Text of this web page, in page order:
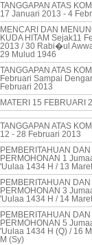
TANGGAPAN ATAS
17 Januari 2013 - 4
MENCARI DAN
KUDA HITAM Sejak11
2013 / 30 Rabi�ul
29 Mulud 1946
TANGGAPAN ATAS
Februari Sampai
Februari 2013
MATERI 15 FEBRUARI
TANGGAPAN ATAS
12 - 28 Februari 2013
PEMBERITAHUAN DAN
PERMOHONAN 1
'Uulaa 1434 H / 13
PEMBERITAHUAN DAN
PERMOHONAN 3
'Uulaa 1434 H / 14
PEMBERITAHUAN DAN
PERMOHONAN 5
'Uulaa 1434 H (Q) / 16
M (Sy)